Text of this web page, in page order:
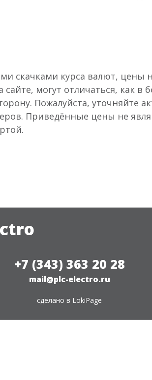
скачками курса валют, цены
могут отличаться, как в
Пожалуйста, уточняйте
Приведённые цены не
+7 (343) 363 20 28
mail@plc-electro.ru
сделано в LokiPage